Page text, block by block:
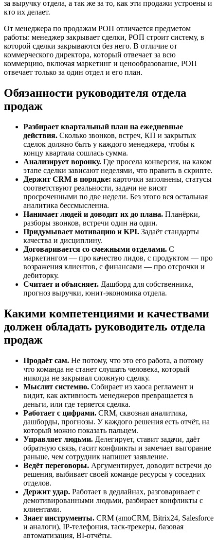
за выручку отдела, а так же за то, как эти продажи устроены и
кто их делает.
От менеджера по продажам РОП отличается предметом
работы: менеджер закрывает сделки, РОП строит систему, в
которой сделки закрываются без него. В отличие от
коммерческого директора, который отвечает за всю
коммерцию, включая маркетинг и ценообразование, РОП
отвечает только за один отдел и его план.
Обязанности руководителя отдела
продаж
Разбирает квартальный план на ежедневные
действия. Сколько звонков, встреч, КП и закрытых
сделок должно быть у каждого менеджера, чтобы к
концу квартала сошлась сумма.
Анализирует воронку. Где просела конверсия, на каком
этапе сделки зависают неделями, что править в скрипте.
Держит CRM в порядке: карточки заполнены, статусы
соответствуют реальности, задачи не висят
просроченными по две недели. Без этого вся остальная
аналитика бессмысленна.
Нанимает людей и доводит их до плана. Планёрки,
разборы звонков, встречи один на один.
Придумывает мотивацию и KPI. Задаёт стандарты
качества и дисциплину.
Договаривается со смежными отделами. С
маркетингом — про качество лидов, с продуктом — про
возражения клиентов, с финансами — про отсрочки и
дебиторку.
Считает и объясняет. Дашборд для собственника,
прогноз выручки, юнит-экономика отдела.
Какими компетенциями и качествами
должен обладать руководитель отдела
продаж
Продаёт сам. Не потому, что это его работа, а потому
что команда не станет слушать человека, который
никогда не закрывал сложную сделку.
Мыслит системно. Собирает из хаоса регламент и
видит, как активность менеджеров превращается в
деньги, или где теряется сделка.
Работает с цифрами. CRM, сквозная аналитика,
дашборды, прогнозы. У каждого решения есть отчёт, на
который можно показать пальцем.
Управляет людьми. Делегирует, ставит задачи, даёт
обратную связь, гасит конфликты и замечает выгорание
раньше, чем сотрудник напишет заявление.
Ведёт переговоры. Аргументирует, доводит встречи до
решения, выбивает своей команде ресурсы у соседних
отделов.
Держит удар. Работает в дедлайнах, разговаривает с
демотивированными людьми, разбирает конфликты с
клиентами.
Знает инструменты. CRM (amoCRM, Bitrix24, Salesforce
и аналоги), IP-телефония, таск-трекеры, базовая
автоматизация, BI-отчёты.